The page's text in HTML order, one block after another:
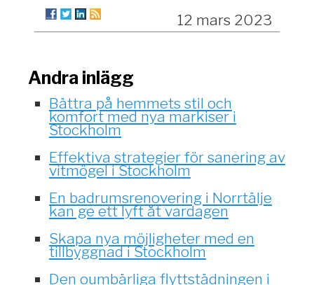
12 mars 2023
Andra inlägg
Bättra på hemmets stil och
komfort med nya markiser i
Stockholm
Effektiva strategier för sanering av
vitmögel i Stockholm
En badrumsrenovering i Norrtälje
kan ge ett lyft åt vardagen
Skapa nya möjligheter med en
tillbyggnad i Stockholm
Den oumbärliga flyttstädningen i